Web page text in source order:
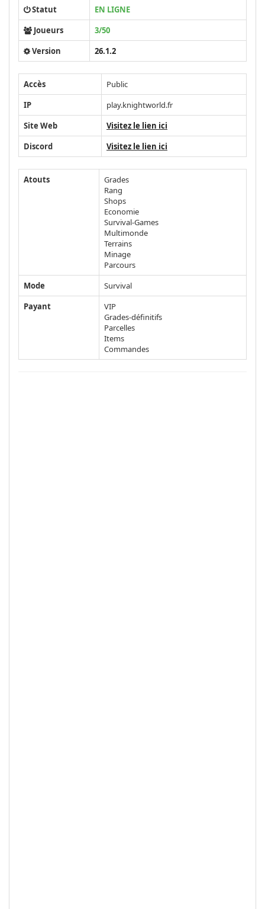
Statut
EN LIGNE
Joueurs
3/50
Version
26.1.2
Accès
Public
IP
play.knightworld.fr
Site Web
Visitez le lien ici
Discord
Visitez le lien ici
Atouts
Grades
Rang
Shops
Economie
Survival-Games
Multimonde
Terrains
Minage
Parcours
Mode
Survival
Payant
VIP
Grades-définitifs
Parcelles
Items
Commandes